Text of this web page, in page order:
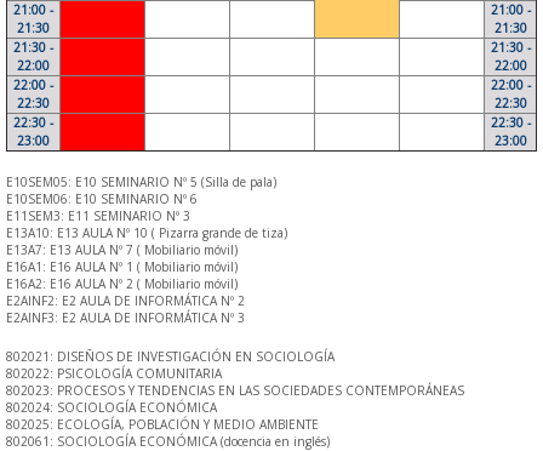
21:00 -
21:30
21:00 -
21:30
21:30 -
22:00
21:30 -
22:00
22:00 -
22:30
22:00 -
22:30
22:30 -
23:00
22:30 -
23:00
E10SEM05: E10 SEMINARIO Nº 5 (Silla de pala)
E10SEM06: E10 SEMINARIO Nº 6
E11SEM3: E11 SEMINARIO Nº 3
E13A10: E13 AULA Nº 10 ( Pizarra grande de tiza)
E13A7: E13 AULA Nº 7 ( Mobiliario móvil)
E16A1: E16 AULA Nº 1 ( Mobiliario móvil)
E16A2: E16 AULA Nº 2 ( Mobiliario móvil)
E2AINF2: E2 AULA DE INFORMÁTICA Nº 2
E2AINF3: E2 AULA DE INFORMÁTICA Nº 3
802021: DISEÑOS DE INVESTIGACIÓN EN SOCIOLOGÍA
802022: PSICOLOGÍA COMUNITARIA
802023: PROCESOS Y TENDENCIAS EN LAS SOCIEDADES CONTEMPORÁNEAS
802024: SOCIOLOGÍA ECONÓMICA
802025: ECOLOGÍA, POBLACIÓN Y MEDIO AMBIENTE
802061: SOCIOLOGÍA ECONÓMICA (docencia en inglés)